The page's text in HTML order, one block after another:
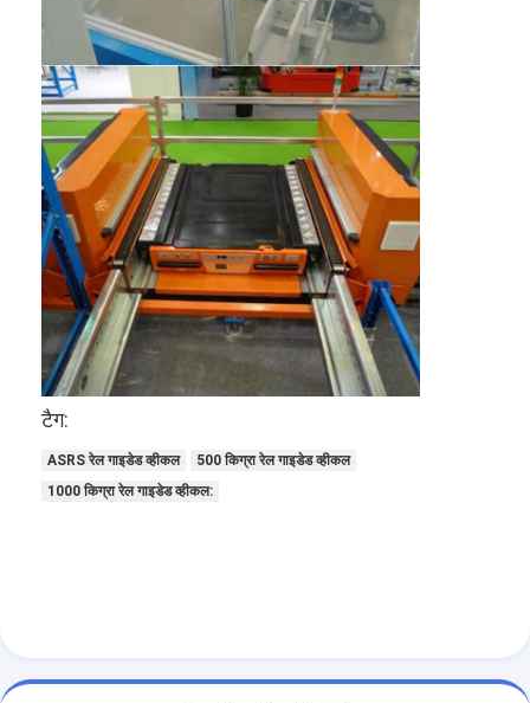
उत्पाद
हमारे बारे में
कारखाने का दौरा
गुणवत्ता नियंत्रण
हमसे संपर्क करें
समाचार
मामले
ब्लॉग
टैग:
ASRS रेल गाइडेड व्हीकल
500 किग्रा रेल गाइडेड व्हीकल
1000 किग्रा रेल गाइडेड व्हीकल: